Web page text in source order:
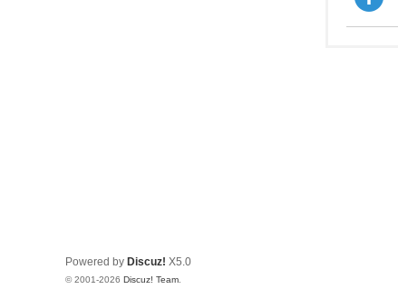
Powered by Discuz! X5.0
© 2001-2026 Discuz! Team